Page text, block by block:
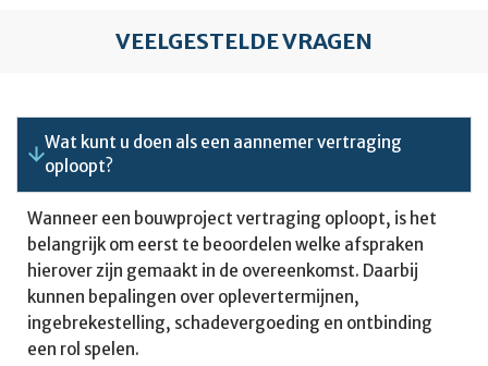
VEELGESTELDE VRAGEN
Wat kunt u doen als een aannemer vertraging
oploopt?
Wanneer een bouwproject vertraging oploopt, is het
belangrijk om eerst te beoordelen welke afspraken
hierover zijn gemaakt in de overeenkomst. Daarbij
kunnen bepalingen over oplevertermijnen,
ingebrekestelling, schadevergoeding en ontbinding
een rol spelen.